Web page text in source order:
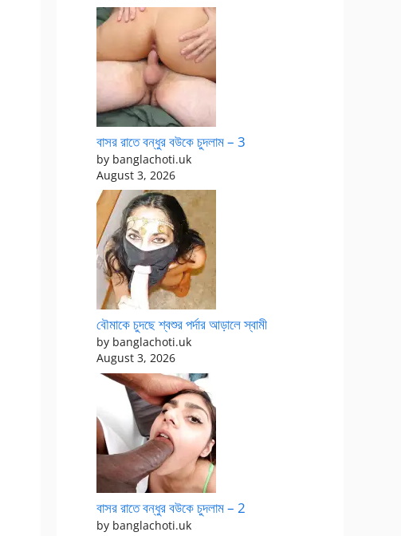
বাসর রাতে বন্ধুর বউকে চুদলাম – 3
by banglachoti.uk
August 3, 2026
বৌমাকে চুদছে শ্বশুর পর্দার আড়ালে স্বামী
by banglachoti.uk
August 3, 2026
বাসর রাতে বন্ধুর বউকে চুদলাম – 2
by banglachoti.uk